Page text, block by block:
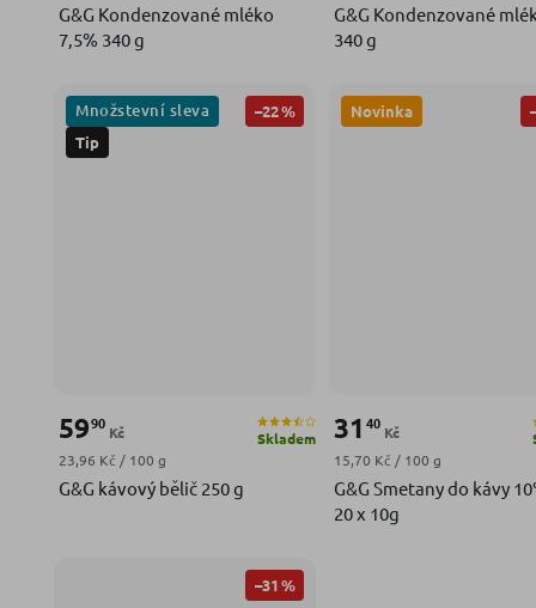
G&G Kondenzované mléko
7,5% 340 g
G&G Kondenzované
340 g
Tip
Množstevní sleva –22 %
G&G kávový bělič 250 g
Skladem
5990
Kč
Měrná cena:
23,96 Kč / 100 g
Novinka
G&G Smetany do kávy
20 x 10g
31 40
Kč
Měrná cena:
15,70 Kč / 100 g
–31 %